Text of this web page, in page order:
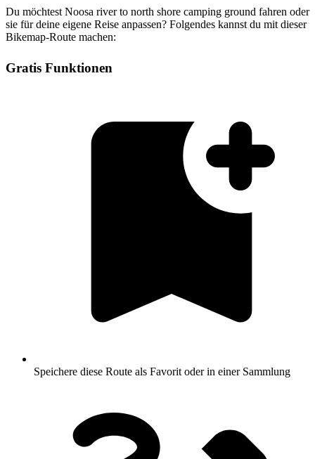
Du möchtest Noosa river to north shore camping ground fahren oder
sie für deine eigene Reise anpassen? Folgendes kannst du mit dieser
Bikemap-Route machen:
Gratis Funktionen
Speichere diese Route als Favorit oder in einer Sammlung